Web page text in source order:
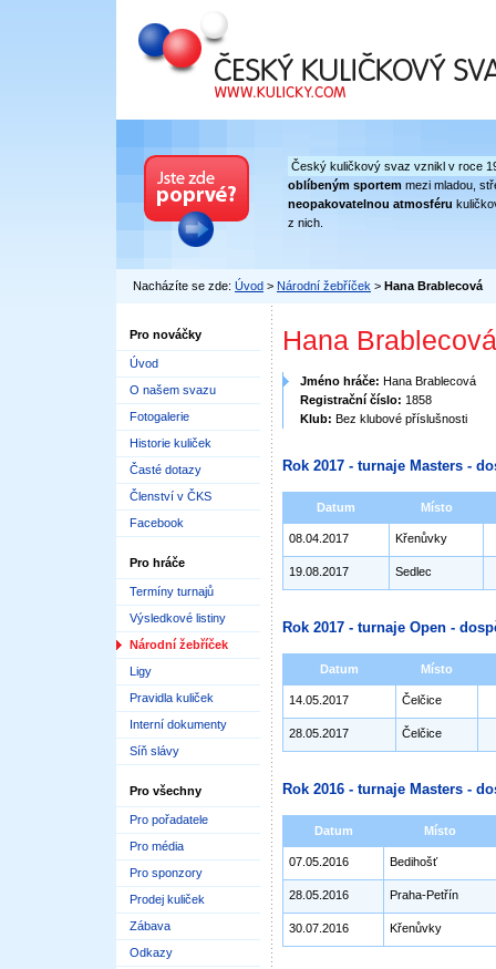
Český kuličkový svaz
Český kuličkový svaz vznikl v roce
oblíbeným sportem mezi mladou,
neopakovatelnou atmosféru
z nich.
Nacházíte se zde: Úvod > Národní žebříček > Hana Brablecová
Pro nováčky
Úvod
O našem svazu
Fotogalerie
Historie kuliček
Časté dotazy
Členství v ČKS
Facebook
Pro hráče
Termíny turnajů
Výsledkové listiny
Národní žebříček
Ligy
Pravidla kuliček
Interní dokumenty
Síň slávy
Pro všechny
Pro pořadatele
Pro média
Pro sponzory
Prodej kuliček
Zábava
Odkazy
Hana Brablecová
Jméno hráče: Hana Brablecová
Registrační číslo: 1858
Klub: Bez klubové příslušnosti
Rok 2017 - turnaje Masters -
Datum Místo
08.04.2017 Křenůvky
19.08.2017 Sedlec
Rok 2017 - turnaje Open -
Datum Místo
14.05.2017 Čelčice
28.05.2017 Čelčice
Rok 2016 - turnaje Masters -
Datum Místo
07.05.2016 Bedihošť
28.05.2016 Praha-Petřín
30.07.2016 Křenůvky